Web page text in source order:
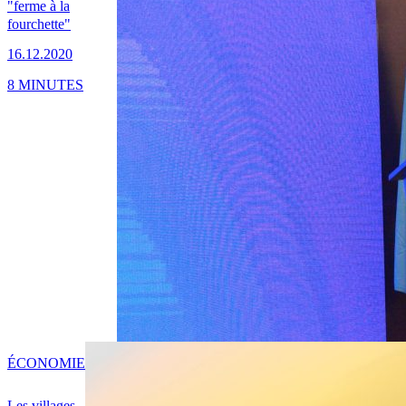
"ferme à la
fourchette"
16.12.2020
8 MINUTES
ÉCONOMIE